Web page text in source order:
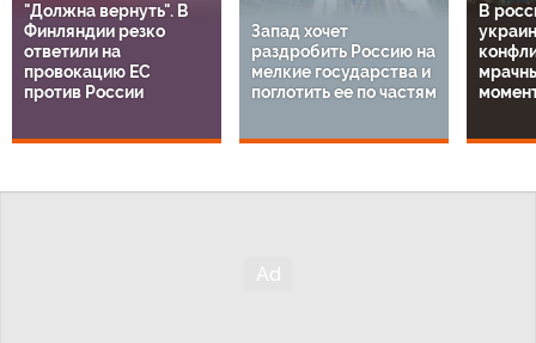
"Должна вернуть". В
Финляндии резко
ответили на
провокацию ЕС
против России
Запад хочет
раздробить Россию на
мелкие государства и
поглотить ее по частям
В